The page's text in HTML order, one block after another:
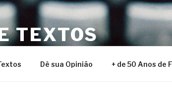
TEXTOS
Dê sua Opinião + de 50 Anos de